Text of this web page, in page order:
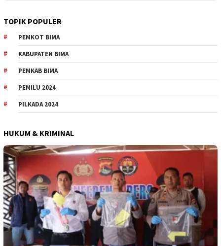
TOPIK POPULER
PEMKOT BIMA
KABUPATEN BIMA
PEMKAB BIMA
PEMILU 2024
PILKADA 2024
HUKUM & KRIMINAL